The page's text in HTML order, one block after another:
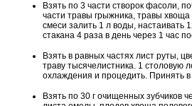
Взять по 3 части створок фасоли,
части травы грыжника, травы хвоща
смеси залить 1 л воды, настаивать
стакана 4 раза в день через 1 час
Взять в равных частях лист руты,
траву тысячелистника. 1 столовую
охлаждения и процедить. Принять
Взять по 30 г очищенных зубчиков